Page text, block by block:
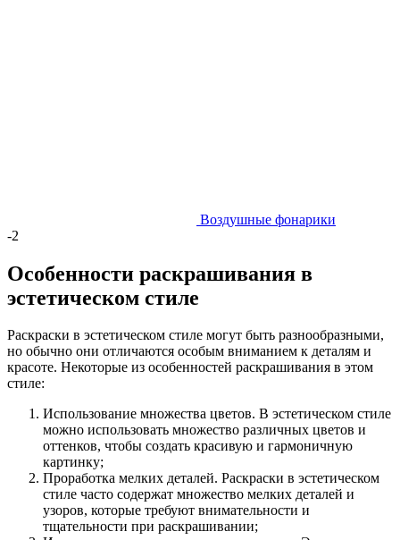
Воздушные фонарики
-2
Особенности раскрашивания в
эстетическом стиле
Раскраски в эстетическом стиле могут быть разнообразными,
но обычно они отличаются особым вниманием к деталям и
красоте. Некоторые из особенностей раскрашивания в этом
стиле:
Использование множества цветов. В эстетическом стиле
можно использовать множество различных цветов и
оттенков, чтобы создать красивую и гармоничную
картинку;
Проработка мелких деталей. Раскраски в эстетическом
стиле часто содержат множество мелких деталей и
узоров, которые требуют внимательности и
тщательности при раскрашивании;